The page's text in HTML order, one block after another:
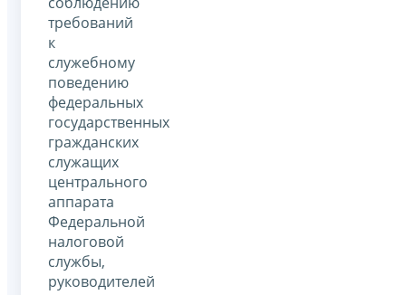
требований
к
служебному
поведению
федеральных
государственных
гражданских
служащих
центрального
аппарата
Федеральной
налоговой
службы,
руководителей